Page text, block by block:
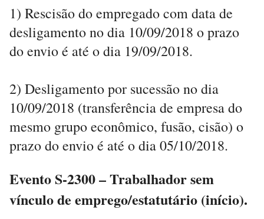
1) Rescisão do empregado com data de
desligamento no dia 10/09/2018 o prazo
do envio é até o dia 19/09/2018.
2) Desligamento por sucessão no dia
10/09/2018 (transferência de empresa do
mesmo grupo econômico, fusão, cisão) o
prazo do envio é até o dia 05/10/2018.
Evento S-2300 – Trabalhador sem
vínculo de emprego/estatutário (início).